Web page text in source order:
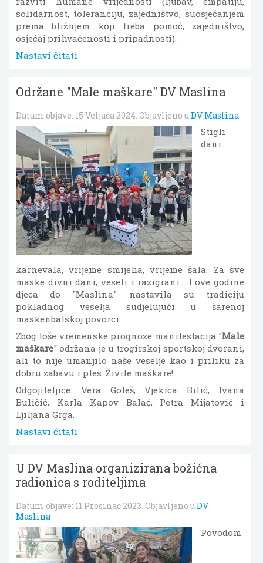
solidarnost, toleranciju, zajedništvo, suosjećanjem
prema bližnjem koji treba pomoć, zajedništvo,
osjećaj prihvaćenosti i pripadnosti).
Nastavi čitati
Održane "Male maškare" DV Maslina
Datum objave: 15 Veljača 2024. Objavljeno uDV Maslina
Stigli
dani
karnevala, vrijeme smijeha, vrijeme šala. Za sve
maske divni dani, veseli i razigrani... I ove godine
djeca do "Maslina" nastavila su tradiciju
pokladnog veselja sudjelujući u šarenoj
maskenbalskoj povorci.
Zbog loše vremenske prognoze manifestacija "Male
maškare" održana je u trogirskoj sportskoj dvorani,
ali to nije umanjilo naše veselje kao i priliku za
dobru zabavu i ples. Živile maškare!
Odgojiteljice: Vera Goleš, Vjekica Bilić, Ivana
Buličić, Karla Kapov Balać, Petra Mijatović i
Ljiljana Grga.
Nastavi čitati
U DV Maslina organizirana božićna
radionica s roditeljima
Datum objave: 11 Prosinac 2023. Objavljeno uDV
Maslina
Povodom